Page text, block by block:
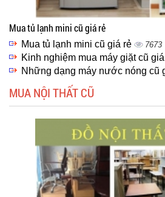
Mua tủ lạnh mini cũ giá rẻ
Mua tủ lạnh mini cũ giá rẻ 7673
Kinh nghiệm mua máy giặt cũ
Những dạng máy nước nóng cũ
MUA NỘI THẤT CŨ